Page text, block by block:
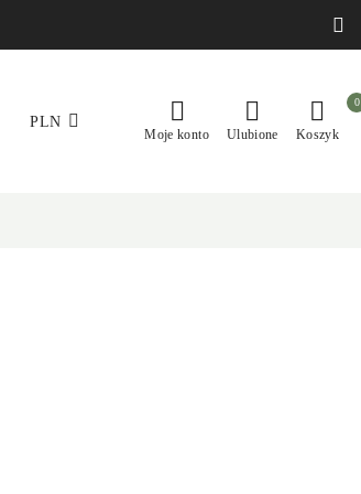
PLN
Moje konto Ulubione Koszyk
0